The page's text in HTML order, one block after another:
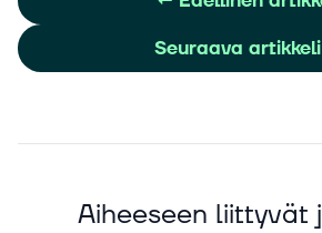
Seuraava artikkeli
Aiheeseen liittyvät